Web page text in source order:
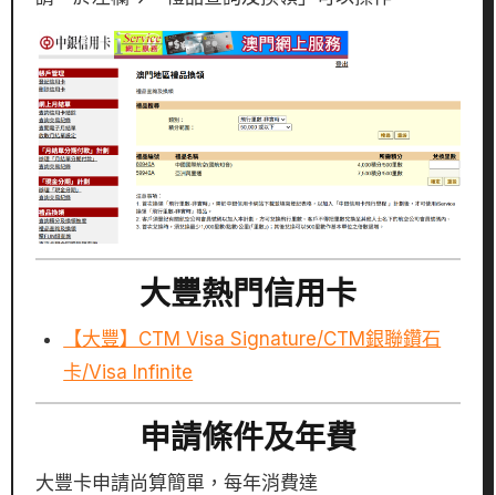
大豐熱門信用卡
【大豐】CTM Visa Signature/CTM銀聯鑽石
卡/Visa Infinite
申請條件及年費
大豐卡申請尚算簡單，每年消費達